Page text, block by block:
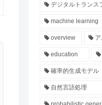
デジタルトランス
machine learning
overview ア
education
確率的生成モデル
自然言語処理